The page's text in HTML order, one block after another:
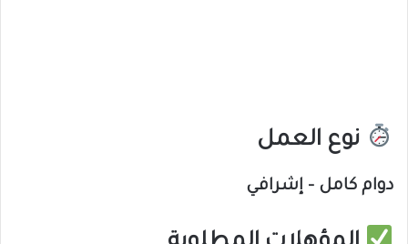
نوع العمل
دوام كامل – إشرافي